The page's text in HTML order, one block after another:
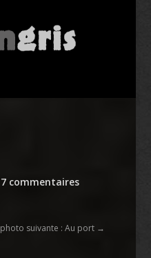
7 commentaires
photo suivante : Au port→